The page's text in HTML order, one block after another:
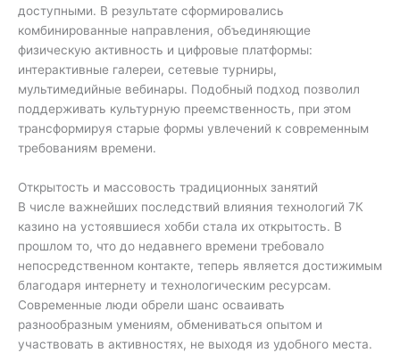
доступными. В результате сформировались
комбинированные направления, объединяющие
физическую активность и цифровые платформы:
интерактивные галереи, сетевые турниры,
мультимедийные вебинары. Подобный подход позволил
поддерживать культурную преемственность, при этом
трансформируя старые формы увлечений к современным
требованиям времени.
Открытость и массовость традиционных занятий
В числе важнейших последствий влияния технологий 7К
казино на устоявшиеся хобби стала их открытость. В
прошлом то, что до недавнего времени требовало
непосредственном контакте, теперь является достижимым
благодаря интернету и технологическим ресурсам.
Современные люди обрели шанс осваивать
разнообразным умениям, обмениваться опытом и
участвовать в активностях, не выходя из удобного места.